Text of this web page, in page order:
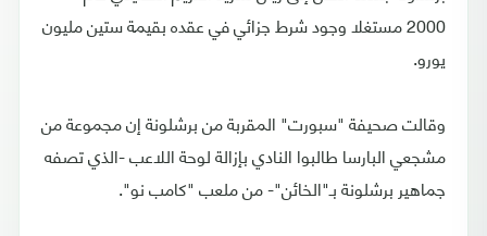
2000 مستغلا وجود شرط جزائي في عقده بقيمة ستين مليون
يورو.
وقالت صحيفة "سبورت" المقربة من برشلونة إن مجموعة من
مشجعي البارسا طالبوا النادي بإزالة لوحة اللاعب -الذي تصفه
جماهير برشلونة بـ"الخائن"- من ملعب "كامب نو".